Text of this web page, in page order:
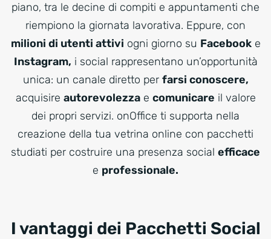
piano, tra le decine di compiti e appuntamenti che
riempiono la giornata lavorativa. Eppure, con
milioni di utenti attivi ogni giorno su Facebooke
Instagram, i social rappresentano un’opportunità
unica: un canale diretto per farsi conoscere,
acquisire autorevolezzae comunicare il valore
dei propri servizi. onOffice ti supporta nella
creazione della tua vetrina online con pacchetti
studiati per costruire una presenza social efficace
e professionale.
I vantaggi dei Pacchetti Social